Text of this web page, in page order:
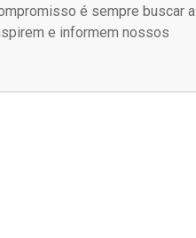
é sempre buscar a
e informem nossos